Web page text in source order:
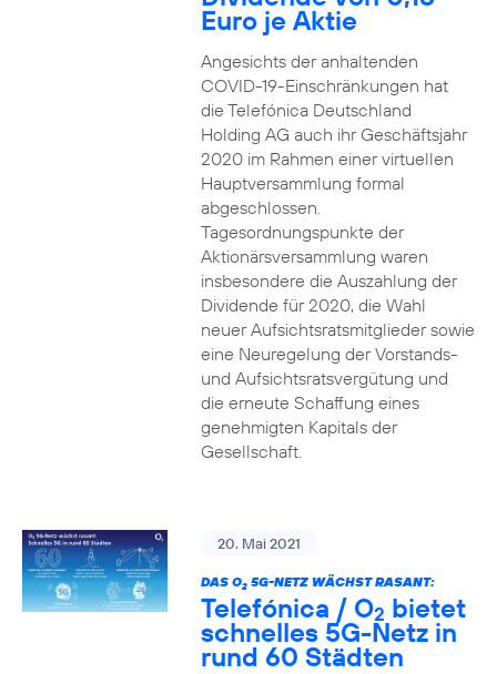
Euro je Aktie
Angesichts der anhaltenden
COVID-19-Einschränkungen hat
die Telefónica Deutschland
Holding AG auch ihr Geschäftsjahr
2020 im Rahmen einer virtuellen
Hauptversammlung formal
abgeschlossen.
Tagesordnungspunkte der
Aktionärsversammlung waren
insbesondere die Auszahlung der
Dividende für 2020, die Wahl
neuer Aufsichtsratsmitglieder sowie
eine Neuregelung der Vorstands-
und Aufsichtsratsvergütung und
die erneute Schaffung eines
genehmigten Kapitals der
Gesellschaft.
20. Mai 2021
DAS O25G-NETZ WÄCHST RASANT:
Telefónica / O2 bietet
schnelles 5G-Netz in
rund 60 Städten